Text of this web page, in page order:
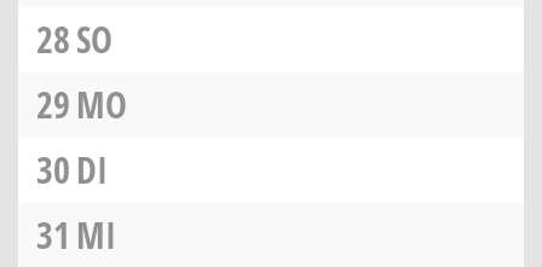
28SO
29MO
30DI
31 MI